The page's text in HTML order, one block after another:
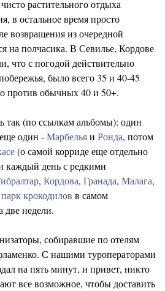
растительного отдыха
в остальное время просто
возвращения из очередной
на полчасика. В Севилье, Кордове
что с погодой действительно
было всего 35 и 40-45
против обычных 40 и 50+.
так (по ссылкам альбомы): один
один -Марбельяи Ронда, потом
(о самой корриде еще отдельно
каждый день с редкими
, Кордова, Гранада, Малага,
парк крокодилов в самом
две недели.
собиравшие по отелям
С нашими туроператорами
на пять минут, и привет, никто
все возможное, чтобы доставить